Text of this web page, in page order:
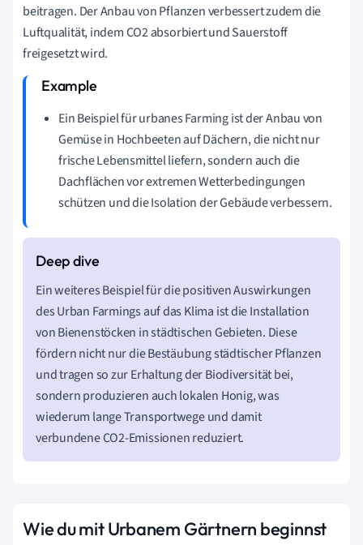
beitragen. Der Anbau von Pflanzen verbessert zudem die
Luftqualität, indem CO2 absorbiert und Sauerstoff
freigesetzt wird.
Ein Beispiel für urbanes Farming ist der Anbau von
Gemüse in Hochbeeten auf Dächern, die nicht nur
frische Lebensmittel liefern, sondern auch die
Dachflächen vor extremen Wetterbedingungen
schützen und die Isolation der Gebäude verbessern.
Ein weiteres Beispiel für die positiven Auswirkungen
des Urban Farmings auf das Klima ist die Installation
von Bienenstöcken in städtischen Gebieten. Diese
fördern nicht nur die Bestäubung städtischer Pflanzen
und tragen so zur Erhaltung der Biodiversität bei,
sondern produzieren auch lokalen Honig, was
wiederum lange Transportwege und damit
verbundene CO2-Emissionen reduziert.
Wie du mit Urbanem Gärtnern beginnst